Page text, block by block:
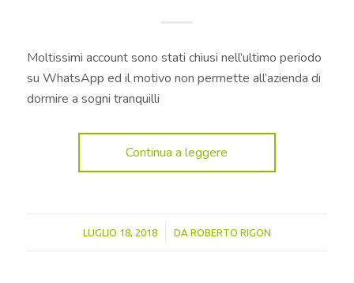
Moltissimi account sono stati chiusi nell’ultimo periodo
su WhatsApp ed il motivo non permette all’azienda di
dormire a sogni tranquilli
Continua a leggere
LUGLIO 18, 2018
/ DA ROBERTO RIGON